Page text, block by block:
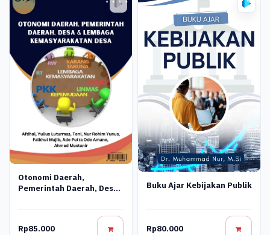
Otonomi Daerah,
Pemerintah Daerah, Desa
Rp85.000
Buku Ajar Kebijakan Publik
Rp80.000